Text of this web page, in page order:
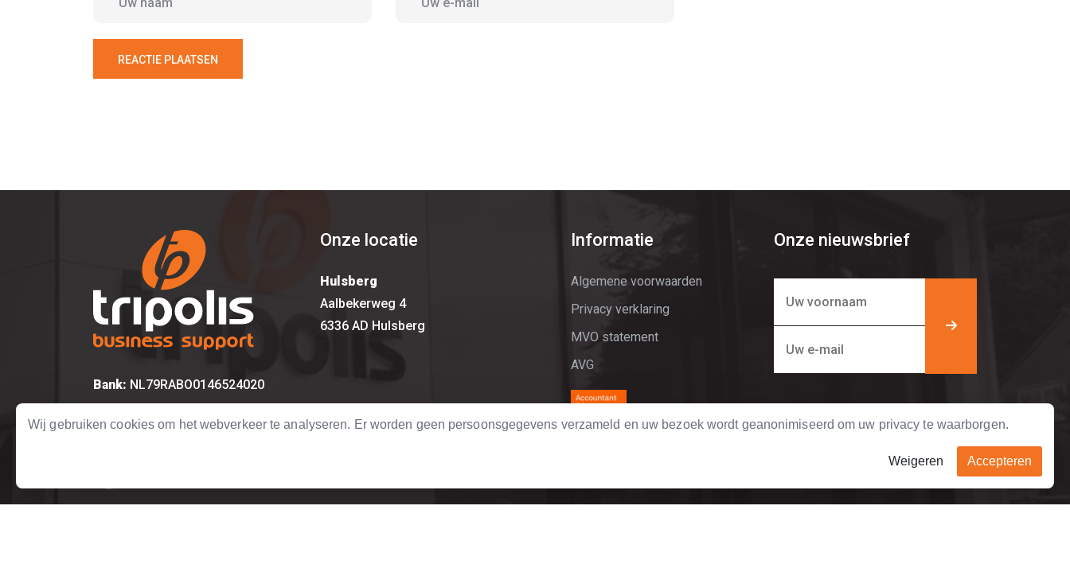
Wij gebruiken cookies om het webverkeer te analyseren. Er worden geen persoonsgegevens verzameld en uw bezoek wordt geanonimiseerd om uw privacy te waarborgen.
Weigeren Accepteren
REACTIE PLAATSEN
Bank: NL79RABO0146524020
Onze locatie
Hulsberg
Aalbekerweg 4
6336 AD Hulsberg
Informatie
Algemene voorwaarden
Privacy verklaring
MVO statement
AVG
Onze nieuwsbrief